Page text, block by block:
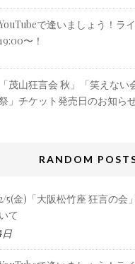
で逢いましょう！ラ
19:00〜！
「茂山狂言会 秋」「笑えな
」チケット発売日のお知ら
RANDOM
5(金)「大阪松竹座 狂言の会
いて
日